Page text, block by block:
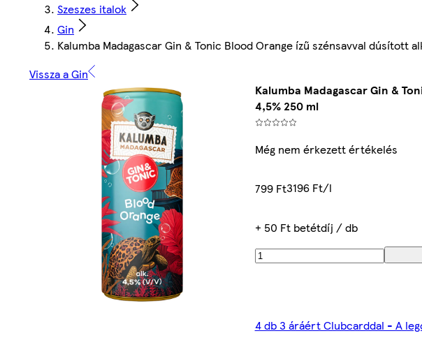
Szeszes italok
Gin
Kalumba Madagascar Gin & Tonic Blood Orange ízű szénsavval dúsított
Vissza a Gin
Kalumba Madagascar Gin &
4,5% 250 ml
Még nem érkezett értékelés
799 Ft3196 Ft/l
+ 50 Ft betétdíj / db
4 db 3 áráért Clubcarddal - A